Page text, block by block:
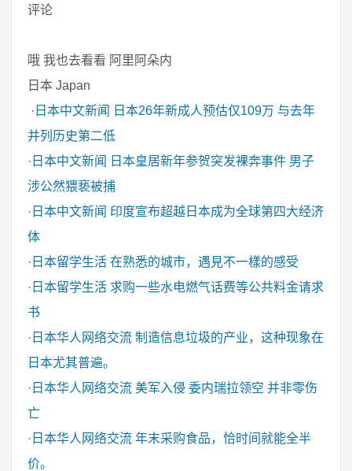
评论
哦 我也去看看 阿里阿朵内
日本 Japan
· 日本中文新闻
日本26年新成人预估仅109万 与去年
并列历史第二低
· 日本中文新闻
日本皇居新年参贺突发裸奔事件 男子
涉公然猥亵被捕
· 日本中文新闻 印度宣布超越日本成为全球第四大经济
体
· 日本留学生活 在熟悉的城市，遇見不一樣的感受
· 日本留学生活 求购一些水电燃气话费等公共料金请求
书
· 日本华人网络交流 制造信息垃圾的产业，这种现象在
日本尤其普遍。
· 日本华人网络交流 美军入侵 委内瑞拉领空 并非零伤
亡
· 日本华人网络交流 年末采购食品，恰时间就能全半
价。